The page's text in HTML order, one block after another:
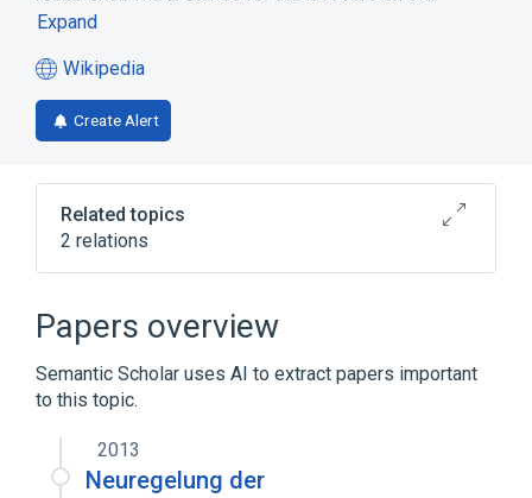
Expand
Wikipedia
(opens
in
a
tab)
Create Alert
Related topics
2 relations
Boolean satisfiability problem
Maximum satisfiability problem
Papers overview
Semantic Scholar uses AI to extract papers important
to this topic.
2013
Neuregelung der